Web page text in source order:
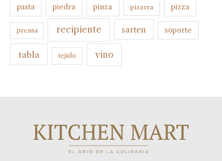
pasta piedra pinza pizarra pizza
prensa recipiente sarten soporte
tabla tejido vino